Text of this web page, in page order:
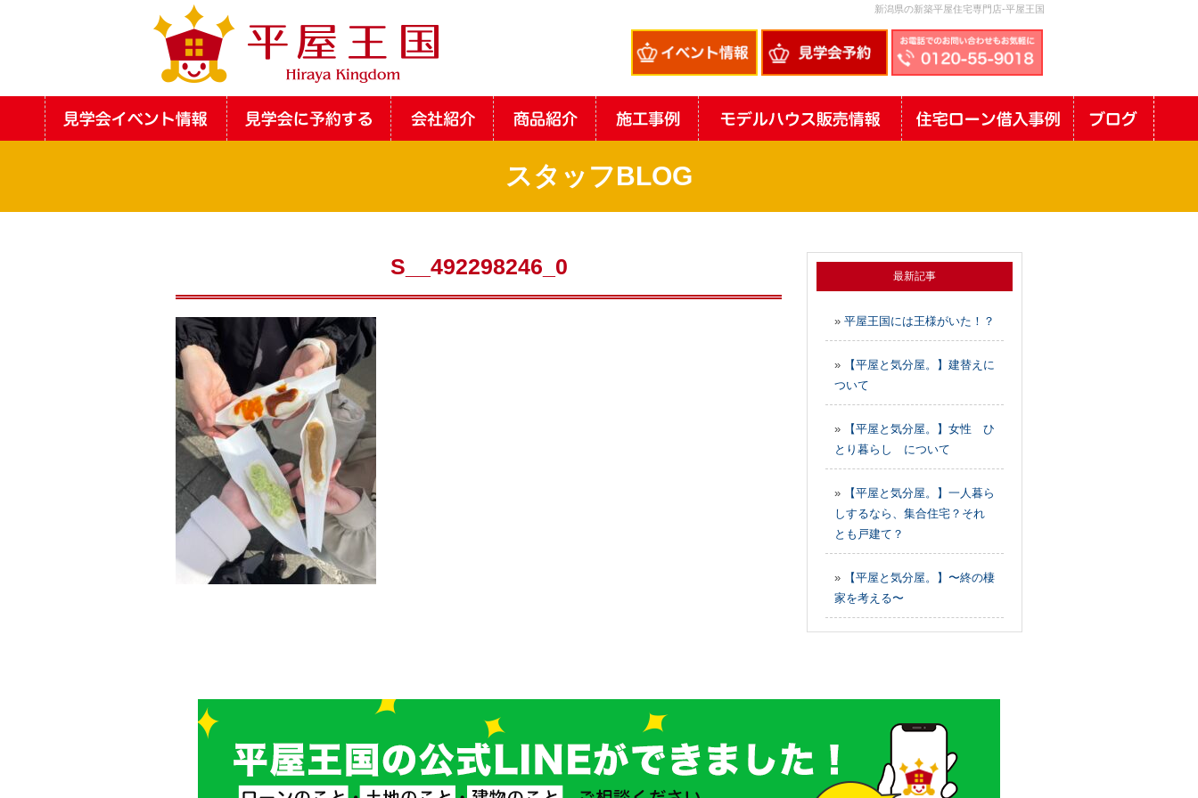
新潟県の新築平屋住宅専門店-平屋王国
スタッフBLOG
S__492298246_0 最新記事
» 平屋王国には王様がいた！？
»
【平屋と気分屋。】建替えに
ついて
»
【平屋と気分屋。】女性 ひ
とり暮らし について
»
【平屋と気分屋。】一人暮ら
しするなら、集合住宅？それ
とも戸建て？
»
【平屋と気分屋。】〜終の棲
家を考える〜